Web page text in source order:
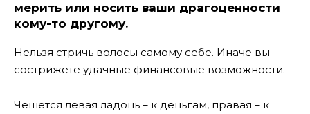
мерить или носить ваши драгоценности
кому-то другому.
Нельзя стричь волосы самому себе. Иначе вы
сострижете удачные финансовые возможности.
Чешется левая ладонь – к деньгам, правая – к